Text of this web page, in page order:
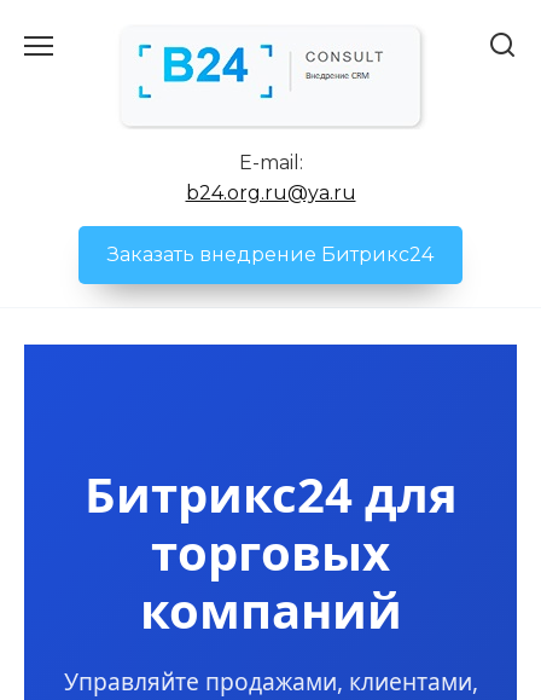
E-mail:
b24.org.ru@ya.ru
Заказать внедрение Битрикс24
Битрикс24 для
торговых
компаний
Управляйте продажами, клиентами,